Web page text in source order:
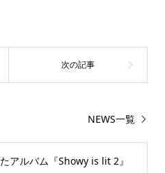
NEWS一覧
アルバム『Showy is lit 2』